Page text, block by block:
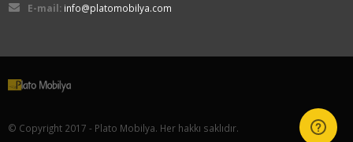
E-mail: info@platomobilya.com
© Copyright 2017 - Plato Mobilya. Her hakkı saklıdır.